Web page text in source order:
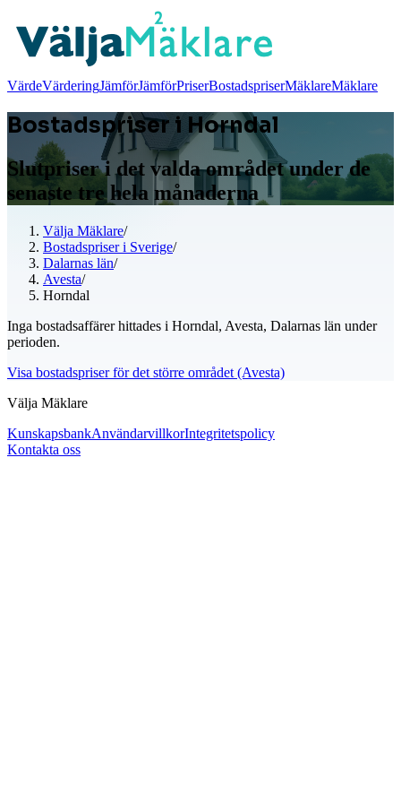
VärdeVärderingJämförJämförPriserBostadspriserMäklareMäklare
Bostadspriser i Horndal
Slutpriser i det valda området under de
senaste tre hela månaderna
Välja Mäklare/
Bostadspriser i Sverige/
Dalarnas län/
Avesta/
Horndal
Inga bostadsaffärer hittades i Horndal, Avesta, Dalarnas län under
perioden.
Visa bostadspriser för det större området (Avesta)
Välja Mäklare
KunskapsbankAnvändarvillkorIntegritetspolicy
Kontakta oss